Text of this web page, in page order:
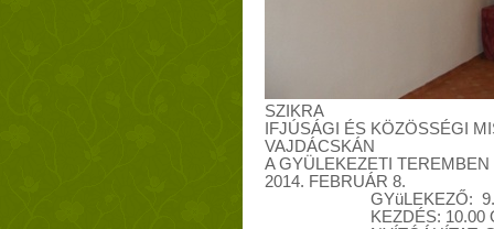
SZIKRA
IFJÚSÁGI ÉS KÖZÖSSÉGI
VAJDÁCSKÁN
AGYÜLEKEZETI TEREMBEN
2014. FEBRUÁR 8.
GYüLEKEZŐ:
KEZDÉS: 10.00